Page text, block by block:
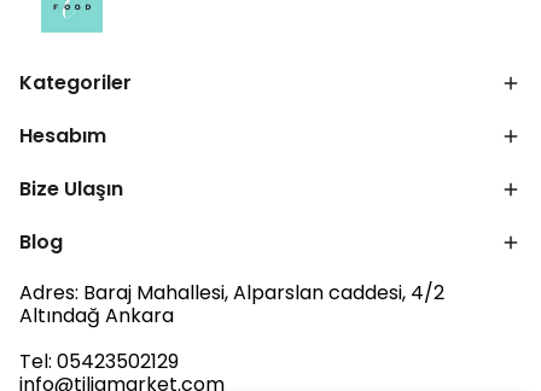
Kategoriler
Hesabım
Bize Ulaşın
Blog
Adres: Baraj Mahallesi, Alparslan caddesi, 4/2
Altındağ Ankara
Tel: 05423502129
info@tiliamarket.com